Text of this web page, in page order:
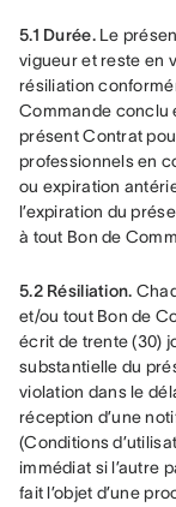
5.1 Durée. Le
vigueur et reste en
résiliation
Commande conclu
présent Contrat
professionnels en
ou expiration
l’expiration du
à tout Bon de
5.2 Résiliation.
et/ou tout Bon de
écrit de trente (30)
substantielle du
violation dans le
réception d’une
(Conditions
immédiat si l’autre
fait l’objet d’une